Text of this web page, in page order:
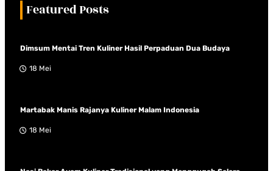
Featured Posts
Dimsum Mentai Tren Kuliner Hasil Perpaduan Dua Budaya
18 Mei
Martabak Manis Rajanya Kuliner Malam Indonesia
18 Mei